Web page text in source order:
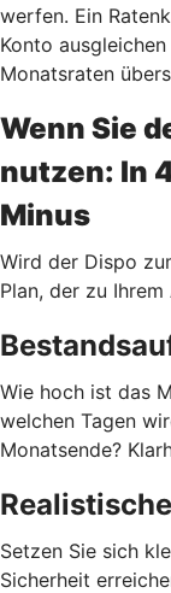
werfen. Ein
Konto
Monatsraten
Wenn Sie
nutzen: In
Minus
Wird der Dispo
Plan, der zu
Wie hoch ist das
welchen Tagen
Monatsende?
Setzen Sie sich
Sicherheit